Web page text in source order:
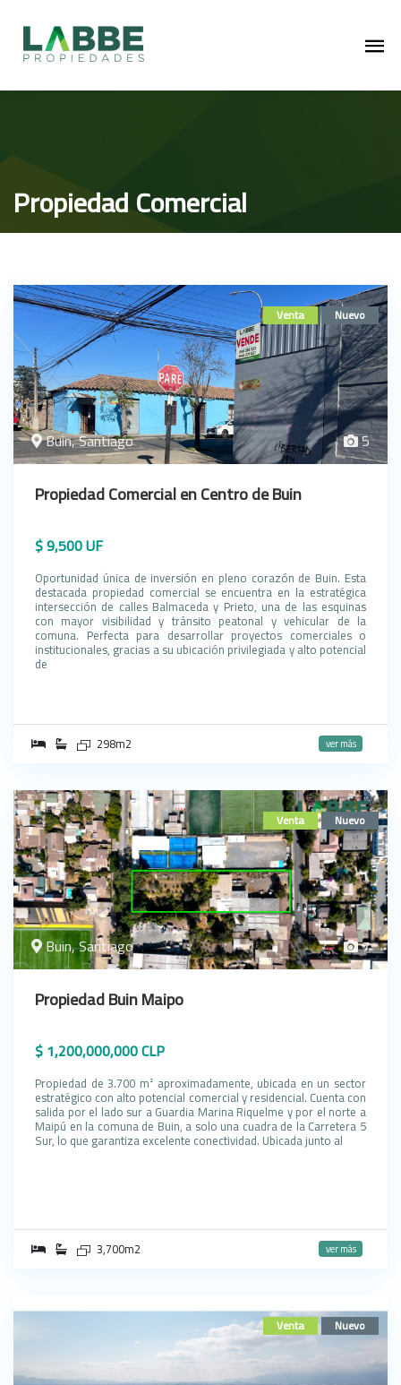
Propiedad Comercial
Venta Nuevo
Buin, Santiago 5
Propiedad Comercial en Centro de Buin
$ 9,500 UF
Oportunidad única de inversión en pleno corazón de Buin. Esta
destacada propiedad comercial se encuentra en la estratégica
intersección de calles Balmaceda y Prieto, una de las esquinas
con mayor visibilidad y tránsito peatonal y vehicular de la
comuna. Perfecta para desarrollar proyectos comerciales o
institucionales, gracias a su ubicación privilegiada y alto potencial
de
298m2 ver más
Venta Nuevo
Buin, Santiago 7
Propiedad Buin Maipo
$ 1,200,000,000 CLP
Propiedad de 3.700 m² aproximadamente, ubicada en un sector
estratégico con alto potencial comercial y residencial. Cuenta con
salida por el lado sur a Guardia Marina Riquelme y por el norte a
Maipú en la comuna de Buin, a solo una cuadra de la Carretera 5
Sur, lo que garantiza excelente conectividad. Ubicada junto al
3,700m2 ver más
Venta Nuevo